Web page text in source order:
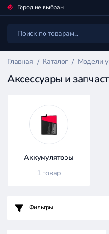
Город не выбран
Каталог
Главная Каталог Модели
Аксессуары и
Фильтр
товаров
Каталог
Аккумуляторы
1 товар
Фильтры